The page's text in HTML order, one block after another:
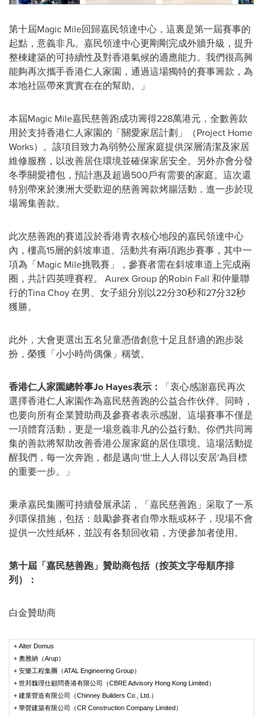
第十屆Magic Mile回歸嘉民領達中心，這裏是第一屆賽事的
起點，意義非凡。嘉民領達中心更剛剛完成外牆升級，提升
整棟建築的可持續性及對香港氣候的適應能力。我們很高興
能夠再次攜手香港仁人家園，通過這場獨特的賽事籌款，為
本地社區帶來實實在在的幫助。」
本屆Magic Mile嘉民慈善跑成功籌得228萬港元，全數善款
用於支持香港仁人家園的「關愛家居計劃」（Project Home
Works）。該項目致力為弱勢公屋家庭提供深層清潔及家居
維修服務，以改善居住環境並確保家居安全。另外亦會分發
冬季關愛禮包，預計惠及超過500戶有需要的家庭。這次還
特別帶來於澳洲大受歡迎的慈善籌款烤腸活動，進一步於現
場籌集善款。
此次慈善跑的賽道設於香港青衣核心地段的嘉民領達中心
內，樓高15層的斜坡車道。活動共有兩項跑步賽事，其中一
項為「Magic Mile挑戰賽」，參賽者需在斜坡車道上完成兩
圈，共計四英哩賽程。 Aurex Group 的Robin Fall 和仲量聯
行的Tina Choy 在男、女子組分別以22分30秒和27分32秒
獲勝。
此外，大會更選出五名兒童憑借創意十足且舒適的跑步裝
扮，榮獲「小小時尚偶像」稱號。
香港仁人家園總幹事Jo Hayes表示：
「衷心感謝嘉民再次
選擇香港仁人家園作為嘉民慈善跑的公益合作伙伴。同時，
也要向所有企業贊助商及參賽者表示感謝。這場賽事不僅是
一項體育活動，更是一場意義非凡的公益行動。你們共同籌
集的善款將幫助改善香港公屋家庭的居住環境。這場活動提
醒我們，每一次奔跑，都是邁向'世上人人得以安居'為目標
的重要一步。」
秉承嘉民集團可持續發展承諾，「嘉民慈善跑」采取了一系
列環保措施，包括：鼓勵參賽者自帶水瓶或杯子，現場不會
提供一次性紙杯，並設有各類回收箱，方便參加者使用。
第十屆「嘉民慈善跑」 贊助商包括（按英文字母順序排
列）：
白金贊助商
+ Alter Domus
+ 奧雅納（Arup）
+ 安樂工程集團（ATAL Engineering Group）
+ 世邦魏理仕顧問香港有限公司（CBRE Advisory Hong Kong Limited）
+ 建業營造有限公司（Chinney Builders Co., Ltd.）
+ 華營建築有限公司（CR Construction Company Limited）